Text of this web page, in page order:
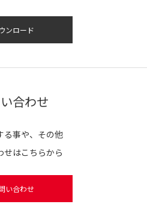
ンロード
合わせ
る事や、その他
せはこちらから
い合わせ